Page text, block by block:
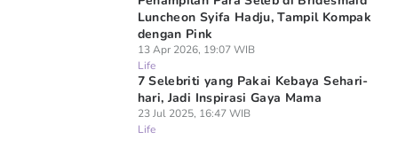
Luncheon Syifa Hadju, Tampil Kompak
dengan Pink
13 Apr 2026, 19:07 WIB
Life
7 Selebriti yang Pakai Kebaya Sehari-
hari, Jadi Inspirasi Gaya Mama
23 Jul 2025, 16:47 WIB
Life